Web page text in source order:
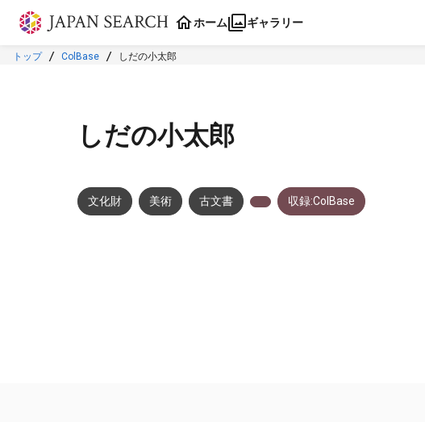
本文に飛ぶ
ホーム ギャラリー
トップ ColBase しだの小太郎
しだの小太郎
文化財 美術 古文書 収録:ColBase